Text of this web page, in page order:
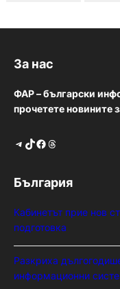
За нас
ФАР – български
прочетете новините
Telegram TikTok Facebook Threads
България
Кабинетът прие нов
подготовка
Разкриха
информационни